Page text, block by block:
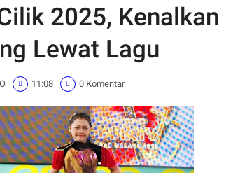
2025,
Lewat Lagu
11:08 0 Komentar